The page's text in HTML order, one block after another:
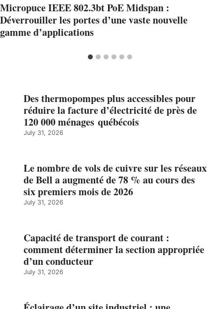
Micropuce IEEE 802.3bt PoE Midspan :
Déverrouiller les portes d’une vaste nouvelle
gamme d’applications
Des thermopompes plus accessibles pour
réduire la facture d’électricité de près de
120 000 ménages québécois
July 31, 2026
Le nombre de vols de cuivre sur les réseaux
de Bell a augmenté de 78 % au cours des
six premiers mois de 2026
July 31, 2026
Capacité de transport de courant :
comment déterminer la section appropriée
d’un conducteur
July 31, 2026